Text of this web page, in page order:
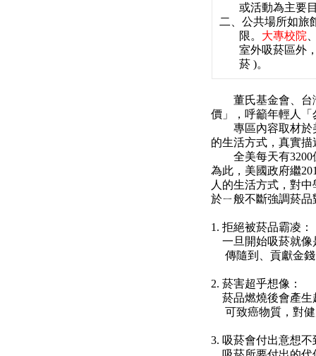
或活動為主要目
二、公共場所如旅
限。 大專校院
室外吸菸區外，
菸 )。
董氏基金會、台灣
價」，呼籲年輕人
專區內容取材於美
的生活方式，真實
全美每天有3200
為此，美國政府繼
人的生活方式，對
於ㄧ般不斷強調菸
1. 拒絕被菸品霸凌：
一旦開始吸菸就像
傳隨到、貢獻金
2. 菸害超乎想像：
菸品燃燒後會產生
可致癌物質，對健
3. 吸菸會付出意想不